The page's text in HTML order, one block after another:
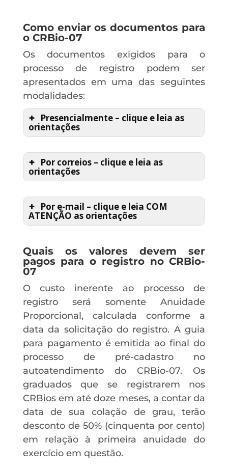
Como enviar os documentos para
o CRBio-07
Os documentos exigidos para o
processo de registro podem ser
apresentados em uma das seguintes
modalidades:
Presencialmente – clique e leia as
orientações
Por correios – clique e leia as
orientações
Por e-mail – clique e leia COM
ATENÇÃO as orientações
Quais os valores devem ser
pagos para o registro no CRBio-
07
O custo inerente ao processo de
registro será somente Anuidade
Proporcional, calculada conforme a
data da solicitação do registro. A guia
para pagamento é emitida ao final do
processo de pré-cadastro no
autoatendimento do CRBio-07. Os
graduados que se registrarem nos
CRBios em até doze meses, a contar da
data de sua colação de grau, terão
desconto de 50% (cinquenta por cento)
em relação à primeira anuidade do
exercício em questão.